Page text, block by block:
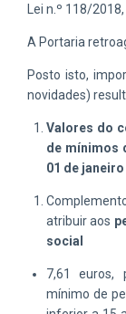
Lei n.º 118/
A Portaria
Posto isto,
novidades)
Valores do
de mínimos
01 de
atribuir aos
social
7,61 euros,
mínimo de